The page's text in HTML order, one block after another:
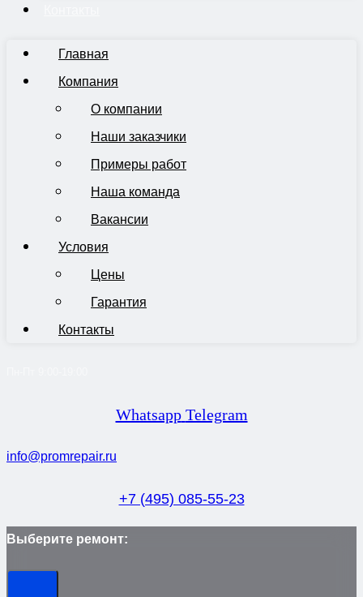
Главная
Компания
О компании
Наши заказчики
Примеры работ
Наша команда
Вакансии
Условия
Цены
Гарантия
Контакты
Whatsapp Telegram
info@promrepair.ru
+7 (495) 085-55-23
Выберите ремонт: